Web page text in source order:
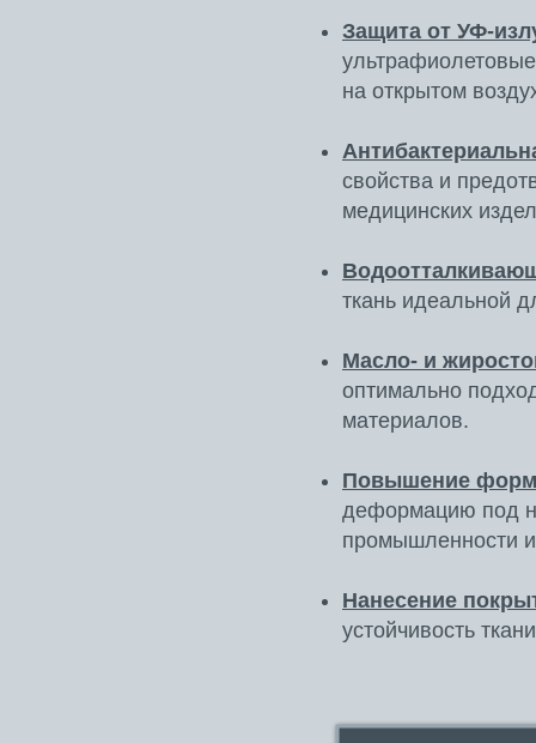
Защита от УФ-
на открытом
свойства и
медицинских
ткань идеальной
Масло- и
оптимально
материалов.
Повышение
деформацию под
промышленности и
Нанесение
устойчивость